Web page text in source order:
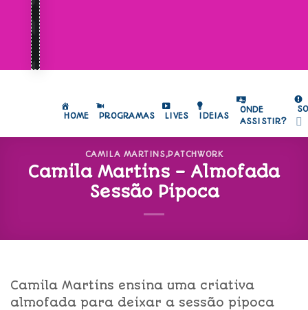
HOME PROGRAMAS LIVES IDEIAS
ONDE
ASSISTIR?
CAMILA MARTINS,PATCHWORK
Camila Martins – Almofada
Sessão Pipoca
Camila Martins ensina uma criativa
almofada para deixar a sessão pipoca